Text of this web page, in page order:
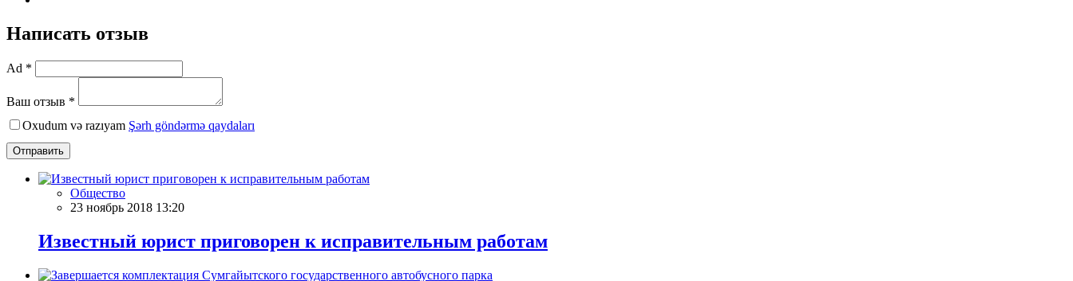
Написать отзыв
Ad *
Ваш отзыв *
Oxudum və razıyam Şərh göndərmə qaydaları
Отправить
Общество
23 ноябрь 2018 13:20
Известный юрист приговорен к исправительным работам